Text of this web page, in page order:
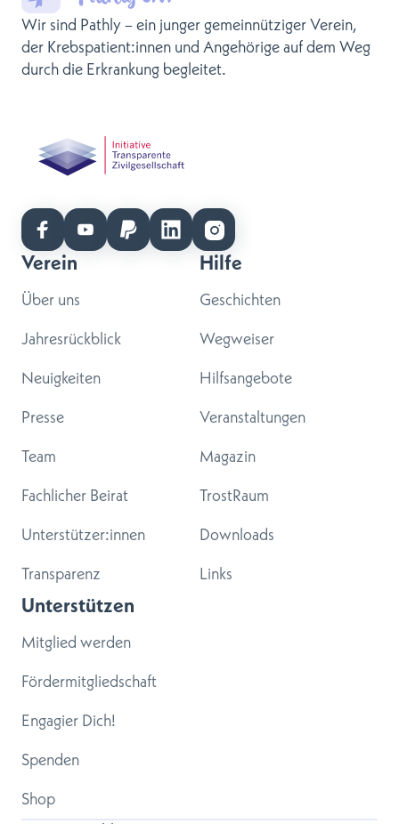
Wir sind Pathly – ein junger gemeinnütziger Verein,
der Krebspatient:innen und Angehörige auf dem Weg
durch die Erkrankung begleitet.
Verein
Über uns
Jahresrückblick
Neuigkeiten
Presse
Team
Fachlicher Beirat
Unterstützer:innen
Transparenz
Hilfe
Geschichten
Wegweiser
Hilfsangebote
Veranstaltungen
Magazin
TrostRaum
Downloads
Links
Unterstützen
Mitglied werden
Fördermitgliedschaft
Engagier Dich!
Spenden
Shop